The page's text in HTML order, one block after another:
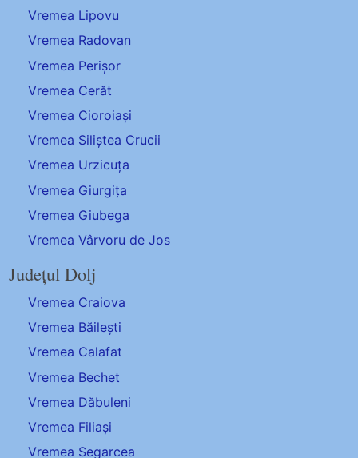
Vremea Lipovu
Vremea Radovan
Vremea Perișor
Vremea Cerăt
Vremea Cioroiași
Vremea Siliștea Crucii
Vremea Urzicuța
Vremea Giurgița
Vremea Giubega
Vremea Vârvoru de Jos
Județul Dolj
Vremea Craiova
Vremea Băilești
Vremea Calafat
Vremea Bechet
Vremea Dăbuleni
Vremea Filiași
Vremea Segarcea